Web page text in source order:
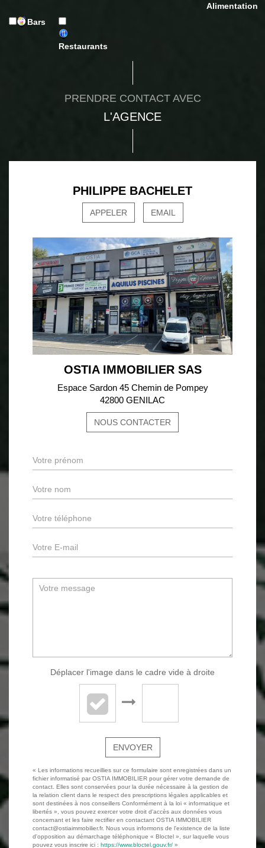
Alimentation
Bars
Restaurants
PRENDRE CONTACT AVEC
L'AGENCE
PHILIPPE BACHELET
APPELER EMAIL
OSTIA IMMOBILIER SAS
Espace Sardon 45 Chemin de Pompey
42800 GENILAC
NOUS CONTACTER
Déplacer l'image dans le cadre vide à droite
ENVOYER
« Les informations recueillies sur ce formulaire sont enregistrées dans un
fichier informatisé par OSTIA IMMOBILIER pour gérer votre demande de
contact. Elles sont conservées pour la durée nécessaire à la gestion de
la relation client dans le respect des prescriptions légales applicables et
sont destinées à nos conseillers Conformément à la loi « informatique et
libertés », vous pouvez exercer votre droit d'accès aux données vous
concernant et les faire rectifier en contactant OSTIA IMMOBILIER
contact@ostiaimmobilier.fr. Nous vous informons de l'existence de la liste
d'opposition au démarchage téléphonique « Bloctel », sur laquelle vous
pouvez vous inscrire ici : https://www.bloctel.gouv.fr/ »